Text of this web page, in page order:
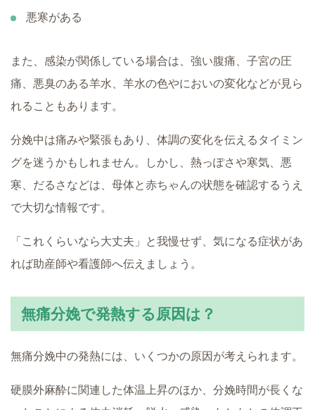
悪寒がある
また、感染が関係している場合は、強い腹痛、子宮の圧
痛、悪臭のある羊水、羊水の色やにおいの変化などが見ら
れることもあります。
分娩中は痛みや緊張もあり、体調の変化を伝えるタイミン
グを迷うかもしれません。しかし、熱っぽさや寒気、悪
寒、だるさなどは、母体と赤ちゃんの状態を確認するうえ
で大切な情報です。
「これくらいなら大丈夫」と我慢せず、気になる症状があ
れば助産師や看護師へ伝えましょう。
無痛分娩で発熱する原因は？
無痛分娩中の発熱には、いくつかの原因が考えられます。
硬膜外麻酔に関連した体温上昇のほか、分娩時間が長くな